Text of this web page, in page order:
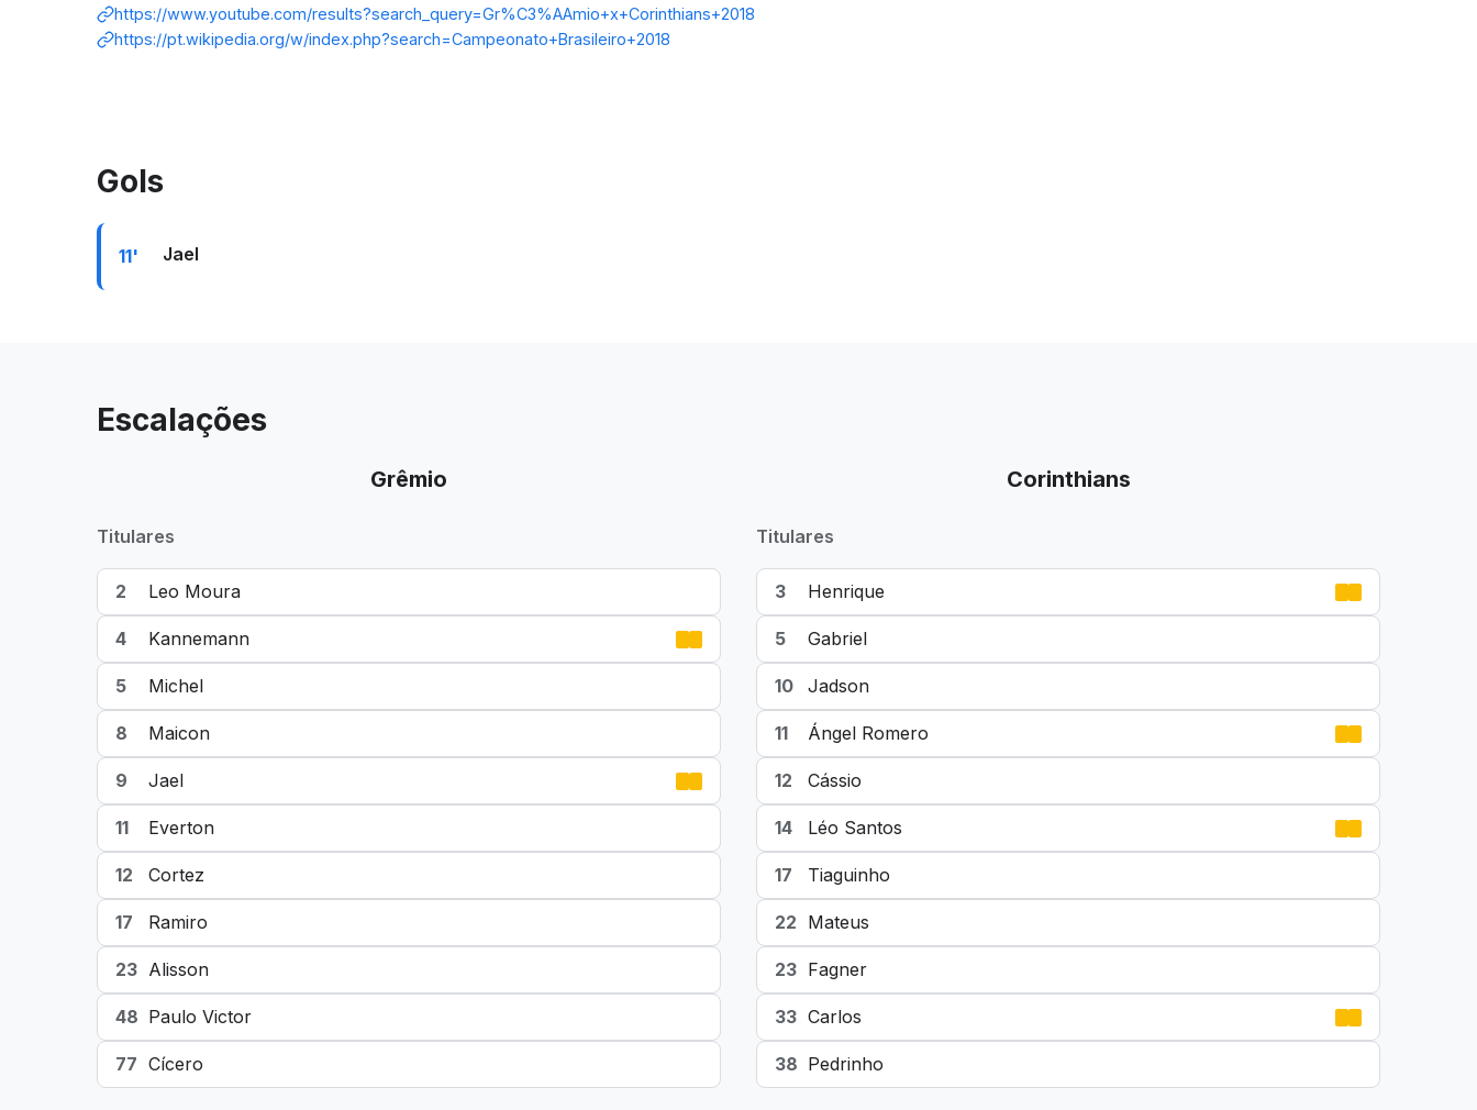
https://www.youtube.com/results?search_query=Gr%C3%AAmio+x+Corinthians+2018
https://pt.wikipedia.org/w/index.php?search=Campeonato+Brasileiro+2018
Gols
11' Jael
Escalações
Grêmio
Titulares
2 Leo Moura
4 Kannemann
5 Michel
8 Maicon
9 Jael
11 Everton
12 Cortez
17 Ramiro
23 Alisson
48 Paulo Victor
77 Cícero
Corinthians
Titulares
3 Henrique
5 Gabriel
10 Jadson
11 Ángel Romero
12 Cássio
14 Léo Santos
17 Tiaguinho
22 Mateus
23 Fagner
33 Carlos
38 Pedrinho